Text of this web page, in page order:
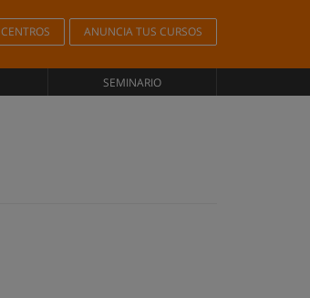
CENTROS ANUNCIA TUS CURSOS
SEMINARIO